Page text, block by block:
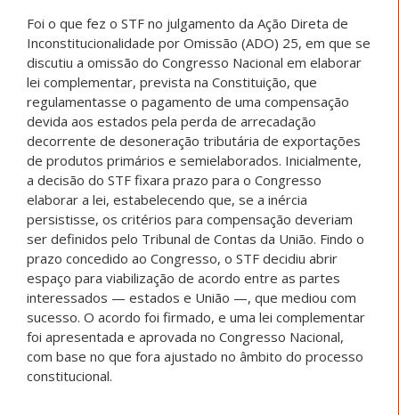
Foi o que fez o STF no julgamento da Ação Direta de
Inconstitucionalidade por Omissão (ADO) 25, em que se
discutiu a omissão do Congresso Nacional em elaborar
lei complementar, prevista na Constituição, que
regulamentasse o pagamento de uma compensação
devida aos estados pela perda de arrecadação
decorrente de desoneração tributária de exportações
de produtos primários e semielaborados. Inicialmente,
a decisão do STF fixara prazo para o Congresso
elaborar a lei, estabelecendo que, se a inércia
persistisse, os critérios para compensação deveriam
ser definidos pelo Tribunal de Contas da União. Findo o
prazo concedido ao Congresso, o STF decidiu abrir
espaço para viabilização de acordo entre as partes
interessados — estados e União —, que mediou com
sucesso. O acordo foi firmado, e uma lei complementar
foi apresentada e aprovada no Congresso Nacional,
com base no que fora ajustado no âmbito do processo
constitucional.